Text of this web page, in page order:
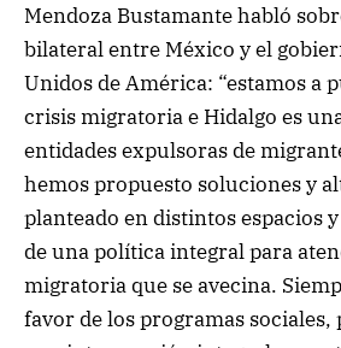
Mendoza Bustamante habló
bilateral entre México y el
Unidos de América: “estamos a
crisis migratoria e Hidalgo es
entidades expulsoras de
hemos propuesto soluciones y
planteado en distintos espacios
de una política integral para
migratoria que se avecina.
favor de los programas sociales,